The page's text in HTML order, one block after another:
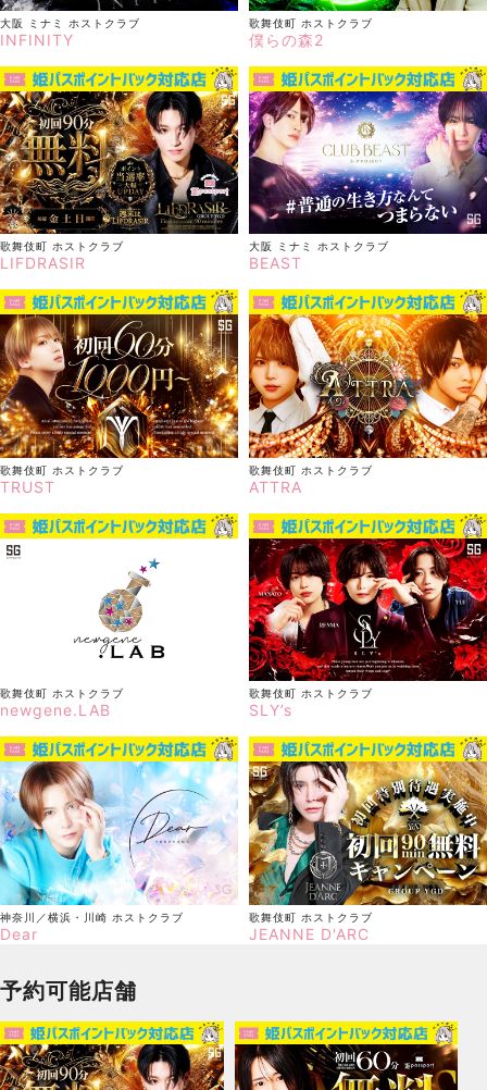
大阪 ミナミ ホストクラブ
INFINITY
歌舞伎町 ホストクラブ
僕らの森2
歌舞伎町 ホストクラブ
LIFDRASIR
大阪 ミナミ ホストクラブ
BEAST
歌舞伎町 ホストクラブ
TRUST
歌舞伎町 ホストクラブ
ATTRA
歌舞伎町 ホストクラブ
newgene.LAB
歌舞伎町 ホストクラブ
SLY’s
神奈川／横浜・川崎 ホストクラブ
Dear
歌舞伎町 ホストクラブ
JEANNE D'ARC
予約可能店舗